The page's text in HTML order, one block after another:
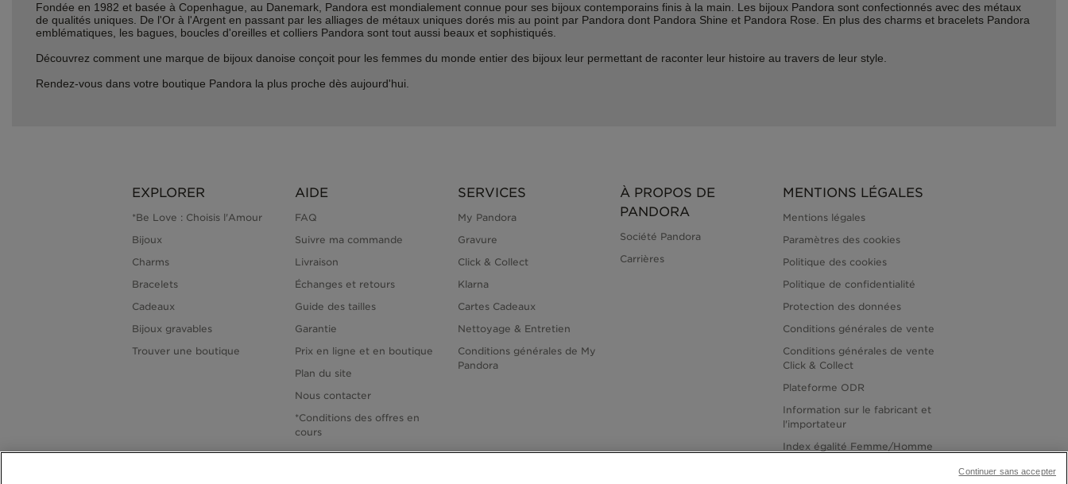
Fondée en 1982 et basée à Copenhague, au Danemark, Pandora est mondialement connue pour ses bijoux contemporains finis à la main. Les bijoux Pandora sont confectionnés avec des métaux
de qualités uniques. De l'Or à l'Argent en passant par les alliages de métaux uniques dorés mis au point par Pandora dont Pandora Shine et Pandora Rose. En plus des charms et bracelets Pandora
emblématiques, les bagues, boucles d'oreilles et colliers Pandora sont tout aussi beaux et sophistiqués.
Découvrez comment une marque de bijoux danoise conçoit pour les femmes du monde entier des bijoux leur permettant de raconter leur histoire au travers de leur style.
Rendez-vous dans votre boutique Pandora la plus proche dès aujourd'hui.
EXPLORER
*Be Love : Choisis l'Amour
Bijoux
Charms
Bracelets
Cadeaux
Bijoux gravables
Trouver une boutique
AIDE
FAQ
Suivre ma commande
Livraison
Échanges et retours
Guide des tailles
Garantie
Prix en ligne et en boutique
Plan du site
Nous contacter
*Conditions des offres en
cours
SERVICES
My Pandora
Gravure
Click & Collect
Klarna
Cartes Cadeaux
Nettoyage & Entretien
Conditions générales de My
Pandora
À PROPOS DE
PANDORA
Société Pandora
Carrières
MENTIONS LÉGALES
Mentions légales
Paramètres des cookies
Politique des cookies
Politique de confidentialité
Protection des données
Conditions générales de vente
Conditions générales de vente
Click & Collect
Plateforme ODR
Information sur le fabricant et
l'importateur
Index égalité Femme/Homme
Continuer sans accepter